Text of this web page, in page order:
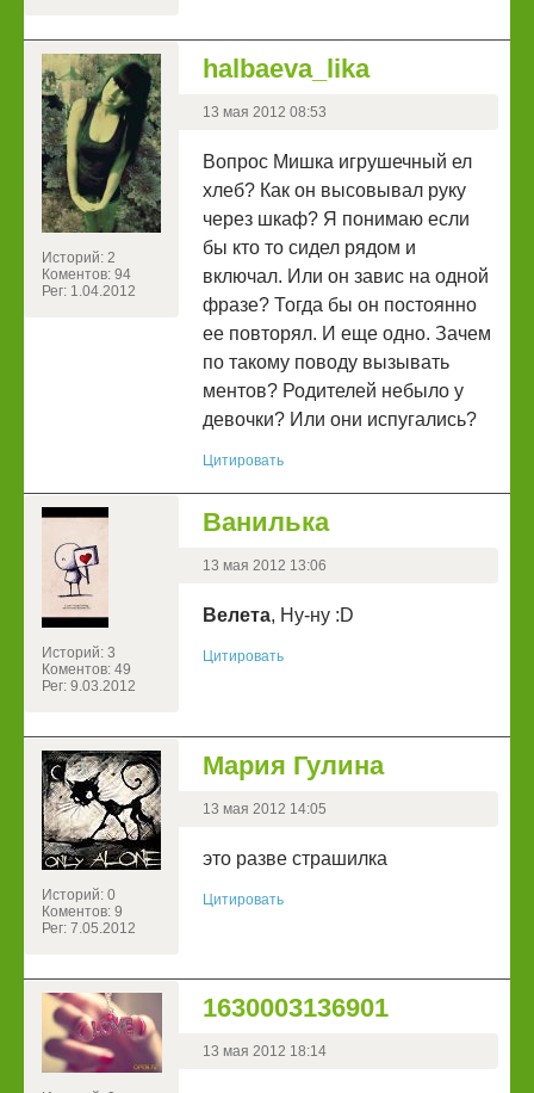
Историй: 2
Коментов: 94
Рег: 1.04.2012
halbaeva_lika
13 мая 2012 08:53
Вопрос Мишка игрушечный ел
хлеб? Как он высовывал руку
через шкаф? Я понимаю если
бы кто то сидел рядом и
включал. Или он завис на одной
фразе? Тогда бы он постоянно
ее повторял. И еще одно. Зачем
по такому поводу вызывать
ментов? Родителей небыло у
девочки? Или они испугались?
Цитировать
Историй: 3
Коментов: 49
Рег: 9.03.2012
Ванилька
13 мая 2012 13:06
Велета, Ну-ну :D
Цитировать
Историй: 0
Коментов: 9
Рег: 7.05.2012
Мария Гулина
13 мая 2012 14:05
это разве страшилка
Цитировать
1630003136901
13 мая 2012 18:14